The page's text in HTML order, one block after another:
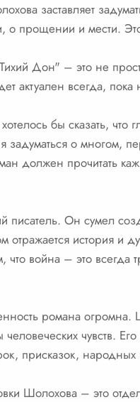
заставляет
о прощении и мести.
Дон" – это не
актуален всегда,
бы сказать, что
задуматься о многом,
должен прочитать
Он сумел
отражается история
что война – это
романа огромна.
чувств.
присказок,
Шолохова – это